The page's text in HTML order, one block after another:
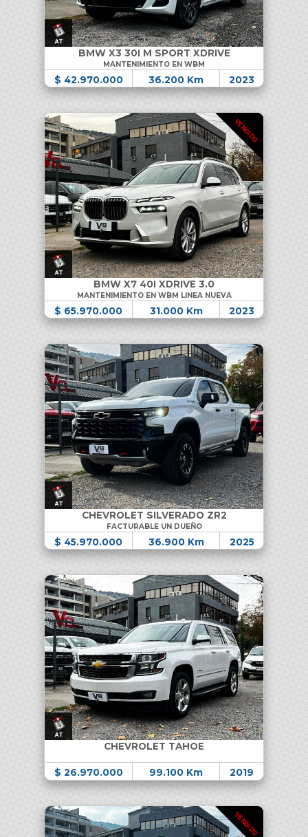
BMW X3 30I M SPORT XDRIVE
MANTENIMIENTO EN WBM
$ 42.970.000 36.200 Km 2023
VENDIDO
BMW X7 40I XDRIVE 3.0
MANTENIMIENTO EN WBM LINEA NUEVA
$ 65.970.000 31.000 Km 2023
CHEVROLET SILVERADO ZR2
FACTURABLE UN DUEÑO
$ 45.970.000 36.900 Km 2025
CHEVROLET TAHOE
$ 26.970.000 99.100 Km 2019
VENDIDO